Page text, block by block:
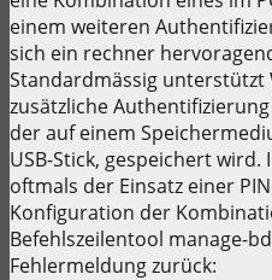
einem weiteren
sich ein rechner
Standardmässig unterstützt
zusätzliche
der auf einem
USB-Stick, gespeichert
oftmals der Einsatz einer
Konfiguration der
Befehlszeilentool manage-
Fehlermeldung zurück: